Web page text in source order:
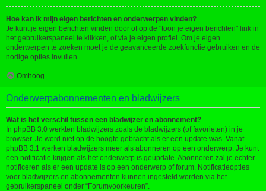
Hoe kan ik mijn eigen berichten en onderwerpen vinden?
Je kunt je eigen berichten vinden door of op de "toon je eigen berichten" link in
het gebruikerspaneel te klikken, of via je eigen profiel. Om je eigen
onderwerpen te zoeken moet je de geavanceerde zoekfunctie gebruiken en de
nodige opties invullen.
Omhoog
Onderwerpabonnementen en bladwijzers
Wat is het verschil tussen een bladwijzer en abonnement?
In phpBB 3.0 werkten bladwijzers zoals de bladwijzers (of favorieten) in je
browser. Je werd niet op de hoogte gebracht als er een update was. Vanaf
phpBB 3.1 werken bladwijzers meer als abonneren op een onderwerp. Je kunt
een notificatie krijgen als het onderwerp is geüpdate. Abonneren zal je echter
notificeren als er een update is op een onderwerp of forum. Notificatieopties
voor bladwijzers en abonnementen kunnen ingesteld worden via het
gebruikerspaneel onder “Forumvoorkeuren”.